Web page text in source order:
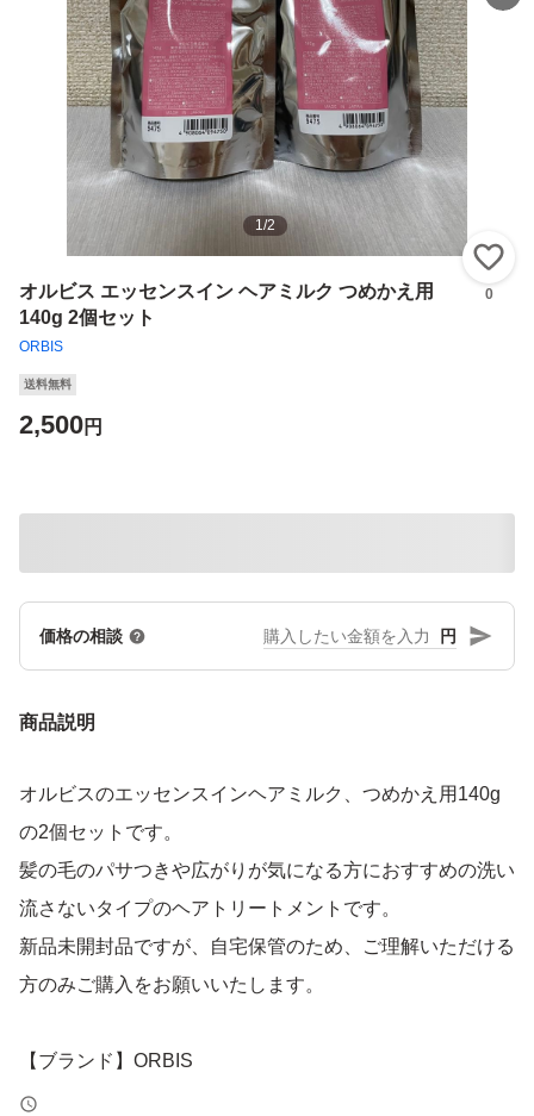
1/2
オルビス エッセンスイン ヘアミルク つめかえ用
140g 2個セット
ORBIS
0
送料無料
2,500円
価格の相談 円
商品説明
オルビスのエッセンスインヘアミルク、つめかえ用140g
の2個セットです。
髪の毛のパサつきや広がりが気になる方におすすめの洗い
流さないタイプのヘアトリートメントです。
新品未開封品ですが、自宅保管のため、ご理解いただける
方のみご購入をお願いいたします。
【ブランド】ORBIS
【商品名】エッセンスイン ヘアミルク つめかえ用